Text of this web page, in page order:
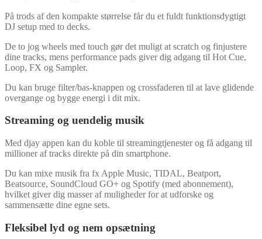
På trods af den kompakte størrelse får du et fuldt funktionsdygtigt
DJ setup med to decks.
De to jog wheels med touch gør det muligt at scratch og finjustere
dine tracks, mens performance pads giver dig adgang til Hot Cue,
Loop, FX og Sampler.
Du kan bruge filter/bas-knappen og crossfaderen til at lave glidende
overgange og bygge energi i dit mix.
Streaming og uendelig musik
Med djay appen kan du koble til streamingtjenester og få adgang til
millioner af tracks direkte på din smartphone.
Du kan mixe musik fra fx Apple Music, TIDAL, Beatport,
Beatsource, SoundCloud GO+ og Spotify (med abonnement),
hvilket giver dig masser af muligheder for at udforske og
sammensætte dine egne sets.
Fleksibel lyd og nem opsætning